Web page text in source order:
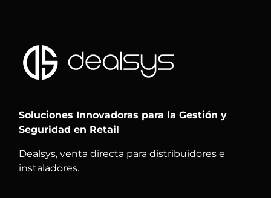
Soluciones Innovadoras para la Gestión y
Seguridad en Retail
Dealsys, venta directa para distribuidores e
instaladores.